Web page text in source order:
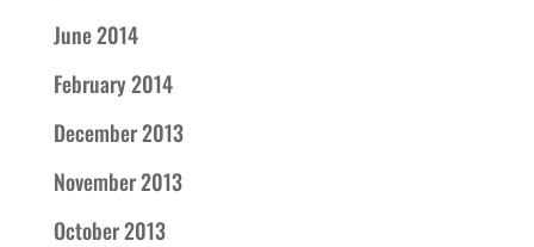
June 2014
February 2014
December 2013
November 2013
October 2013